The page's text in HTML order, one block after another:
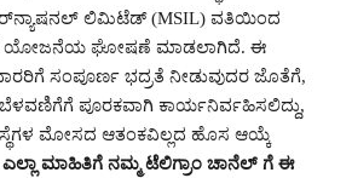
ಲಿಮಿಟೆಡ್ (MSIL) ವತಿಯಿಂದ
ಯೋಜನೆಯ ಘೋಷಣೆ ಮಾಡಲಾಗಿದೆ. ಈ
ಸಂಪೂರ್ಣ ಭದ್ರತೆ ನೀಡುವುದರ ಜೊತೆಗೆ,
ಪೂರಕವಾಗಿ ಕಾರ್ಯನಿರ್ವಹಿಸಲಿದ್ದು,
ಮೋಸದ ಆತಂಕವಿಲ್ಲದ ಹೊಸ ಆಯ್ಕೆ
ಮಾಹಿತಿಗೆ ನಮ್ಮ ಟೆಲಿಗ್ರಾಂ ಚಾನೆಲ್ ಗೆ ಈ